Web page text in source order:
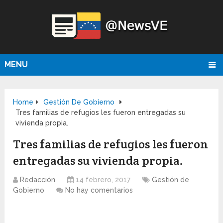
MENU
Home
Gestión De Gobierno
Tres familias de refugios les fueron entregadas su
vivienda propia.
Tres familias de refugios les fueron
entregadas su vivienda propia.
Redacción 14 febrero, 2017
Gestión de
Gobierno
No hay comentarios